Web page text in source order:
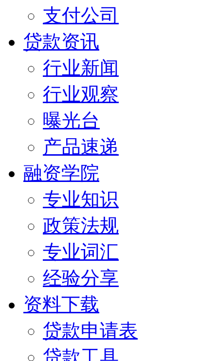
支付公司
贷款资讯
行业新闻
行业观察
曝光台
产品速递
融资学院
专业知识
政策法规
专业词汇
经验分享
资料下载
贷款申请表